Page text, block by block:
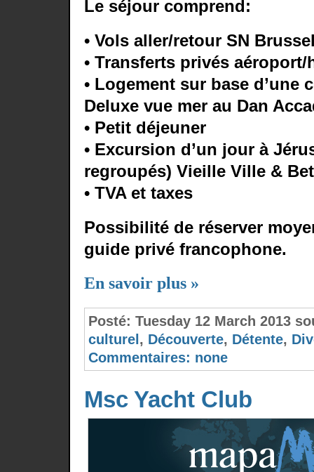
Le séjour comprend:
• Vols aller/retour SN
• Transferts privés
• Logement sur base d’une
Deluxe vue mer au Dan
• Petit déjeuner
• Excursion d’un jour à
regroupés) Vieille Ville &
• TVA et taxes
Possibilité de réserver
guide privé francophone.
En savoir plus »
Posté: Tuesday 12 March 2013
culturel , Découverte, Détente,
Commentaires: none
Msc Yacht Club